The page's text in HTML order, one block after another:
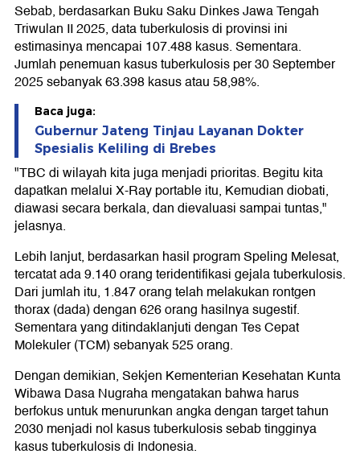
Sebab, berdasarkan Buku Saku Dinkes Jawa Tengah
Triwulan II 2025, data tuberkulosis di provinsi ini
estimasinya mencapai 107.488 kasus. Sementara.
Jumlah penemuan kasus tuberkulosis per 30 September
2025 sebanyak 63.398 kasus atau 58,98%.
Baca juga:
Gubernur Jateng Tinjau Layanan Dokter
Spesialis Keliling di Brebes
"TBC di wilayah kita juga menjadi prioritas. Begitu kita
dapatkan melalui X-Ray portable itu, Kemudian diobati,
diawasi secara berkala, dan dievaluasi sampai tuntas,"
jelasnya.
Lebih lanjut, berdasarkan hasil program Speling Melesat,
tercatat ada 9.140 orang teridentifikasi gejala tuberkulosis.
Dari jumlah itu, 1.847 orang telah melakukan rontgen
thorax (dada) dengan 626 orang hasilnya sugestif.
Sementara yang ditindaklanjuti dengan Tes Cepat
Molekuler (TCM) sebanyak 525 orang.
Dengan demikian, Sekjen Kementerian Kesehatan Kunta
Wibawa Dasa Nugraha mengatakan bahwa harus
berfokus untuk menurunkan angka dengan target tahun
2030 menjadi nol kasus tuberkulosis sebab tingginya
kasus tuberkulosis di Indonesia.